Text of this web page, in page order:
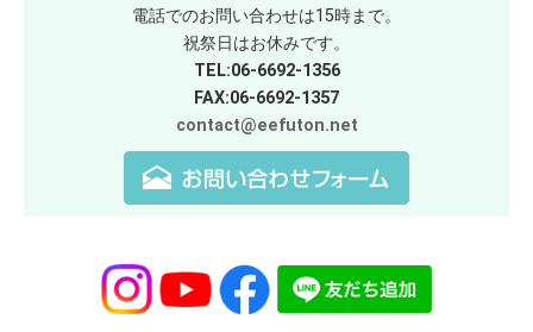
電話でのお問い合わせは15時まで。
祝祭日はお休みです。
TEL:06-6692-1356
FAX:06-6692-1357
contact@eefuton.net